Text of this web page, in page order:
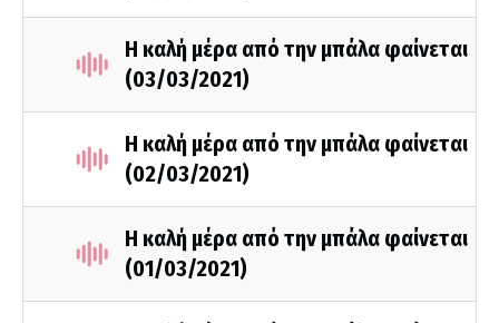
Η καλή μέρα από την μπάλα φαίνεται
(03/03/2021)
Η καλή μέρα από την μπάλα φαίνεται
(02/03/2021)
Η καλή μέρα από την μπάλα φαίνεται
(01/03/2021)